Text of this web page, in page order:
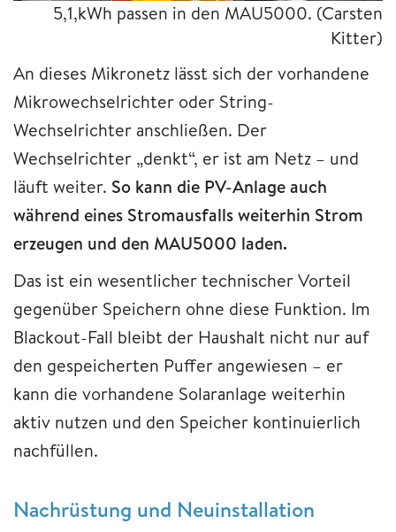
5,1,kWh passen in den MAU5000. (Carsten
Kitter)
An dieses Mikronetz lässt sich der vorhandene
Mikrowechselrichter oder String-
Wechselrichter anschließen. Der
Wechselrichter „denkt“, er ist am Netz – und
läuft weiter. So kann die PV-Anlage auch
während eines Stromausfalls weiterhin Strom
erzeugen und den MAU5000 laden.
Das ist ein wesentlicher technischer Vorteil
gegenüber Speichern ohne diese Funktion. Im
Blackout-Fall bleibt der Haushalt nicht nur auf
den gespeicherten Puffer angewiesen – er
kann die vorhandene Solaranlage weiterhin
aktiv nutzen und den Speicher kontinuierlich
nachfüllen.
Nachrüstung und Neuinstallation